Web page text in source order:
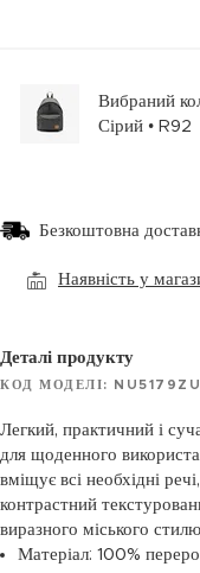
Вибраний
Сірий • R92
Безкоштовна
Наявність у
Деталі продукту
КОД МОДЕЛІ:
Легкий, практичний і
для щоденного
вміщує всі необхідні
контрастний
виразного міського
Матеріал: 100%